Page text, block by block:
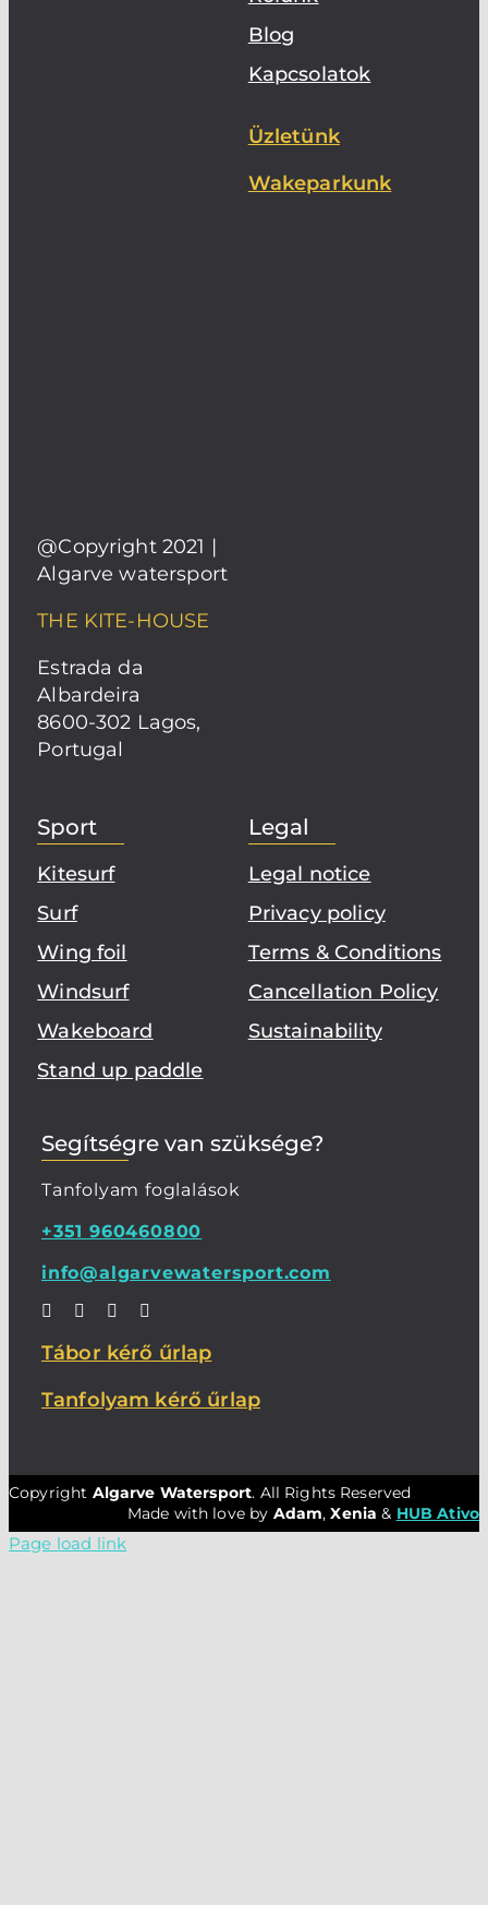
@Copyright 2021 |
Algarve watersport
THE KITE-HOUSE
Estrada da
Albardeira
8600-302 Lagos,
Portugal
Blog
Kapcsolatok
Üzletünk
Wakeparkunk
Sport
Kitesurf
Surf
Wing foil
Windsurf
Wakeboard
Stand up paddle
Legal
Legal notice
Privacy policy
Terms & Conditions
Cancellation Policy
Sustainability
Segítségre van szüksége?
Tanfolyam foglalások
+351 960460800
info@algarvewatersport.com
Tábor kérő űrlap
Tanfolyam kérő űrlap
Copyright Algarve Watersport. All Rights Reserved
Made with love by Adam,Xenia & HUB Ativo
Page load link